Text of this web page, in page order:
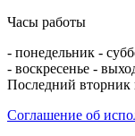
Часы работы
- понедельник -
- воскресенье -
Последний вторник
Соглашение об